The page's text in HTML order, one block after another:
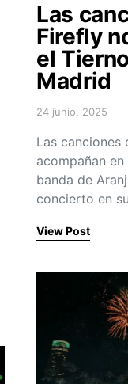
Las
Firefly
el
Madrid
Posted on
24 junio, 2025
Las canciones
acompañan
banda de
concierto en
View Post